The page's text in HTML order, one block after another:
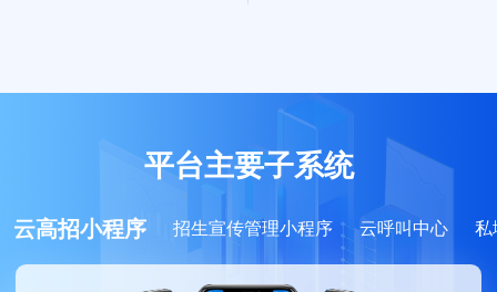
平台主要子系统
云高招小程序 招生宣传管理小程序 云呼叫中心 私